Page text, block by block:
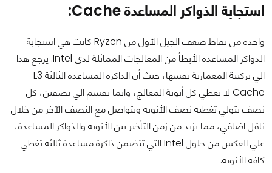
استجابة الذواكر المساعدة Cache:
واحدة من نقاط ضعف الجيل الأول من Ryzen كانت هي استجابة
الذواكر المساعدة الأبطأ من المعالجات المماثلة لدي Intel. يرجع هذا
الي تركيبة المعمارية نفسها، حيث أن الذاكرة المساعدة الثالثة L3
Cache لا تغطي كل أنوية المعالج، وانما تقسم الي نصفين، كل
نصف يتولي تغطية نصف الأنوية ويتواصل مع النصف الآخر من خلال
ناقل اضافي، مما يزيد من زمن التأخير بين الأنوية والذواكر المساعدة،
علي العكس من حلول Intel التي تتضمن ذاكرة مساعدة ثالثة تغطي
كافة الأنوية.